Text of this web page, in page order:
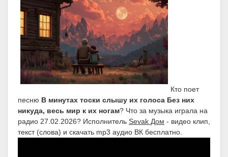
Кто поет
песню В минутах тоски слышу их голоса Без них
никуда, весь мир к их ногам? Что за музыка играла на
радио 27.02.2026? Исполнитель Sevak Дом - видео клип,
текст (слова) и скачать mp3 аудио ВК бесплатно.